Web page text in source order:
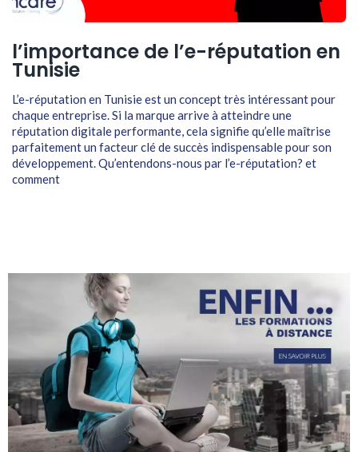
l’importance de l’e-réputation en
Tunisie
L’e-réputation en Tunisie est un concept très intéressant pour
chaque entreprise. Si la marque arrive à atteindre une
réputation digitale performante, cela signifie qu’elle maîtrise
parfaitement un facteur clé de succès indispensable pour son
développement. Qu’entendons-nous par l’e-réputation? et
comment